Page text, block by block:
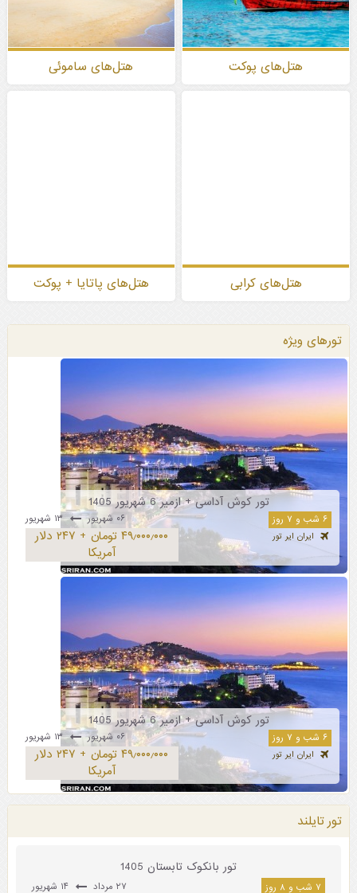
هتل‌های پوکت هتل‌های ساموئی
هتل‌های کرابی هتل‌های پاتایا + پوکت
تورهای ویژه
تور کوش آداسی + ازمیر 6 شهریور 1405
۶ شب و ۷ روز ۰۶ شهریور ۱۳ شهریور
ایران ایر تور
۴۹٫۰۰۰٫۰۰۰ تومان + ۲۴۷ دلار
آمریکا
تور کوش آداسی + ازمیر 6 شهریور 1405
۶ شب و ۷ روز ۰۶ شهریور ۱۳ شهریور
ایران ایر تور
۴۹٫۰۰۰٫۰۰۰ تومان + ۲۴۷ دلار
آمریکا
تور تایلند
تور بانکوک تابستان 1405
۷ شب و ۸ روز ۲۷ مرداد